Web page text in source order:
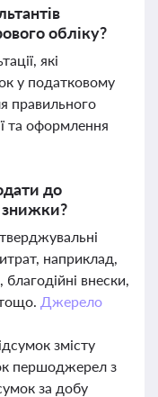
обліку?
які
у податковому
правильного
та оформлення
до
знижки?
наприклад,
внески,
Джерело
змісту
першоджерел з
за добу